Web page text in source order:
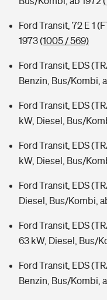
Ford Transit, 72 E 1
1973(1005 / 569)
Ford Transit, EDS
Benzin, Bus/Kombi,
Ford Transit, EDS
kW, Diesel, Bus/
Ford Transit, EDS
kW, Diesel, Bus/
Ford Transit, EDS
Diesel, Bus/Kombi,
Ford Transit, EDS
63 kW, Diesel, Bus/
Ford Transit, EDS
Benzin, Bus/Kombi,